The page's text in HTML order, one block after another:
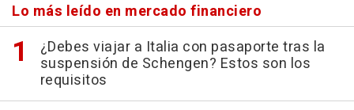
Lo más leído en mercado financiero
¿Debes viajar a Italia con pasaporte tras la
suspensión de Schengen? Estos son los
requisitos